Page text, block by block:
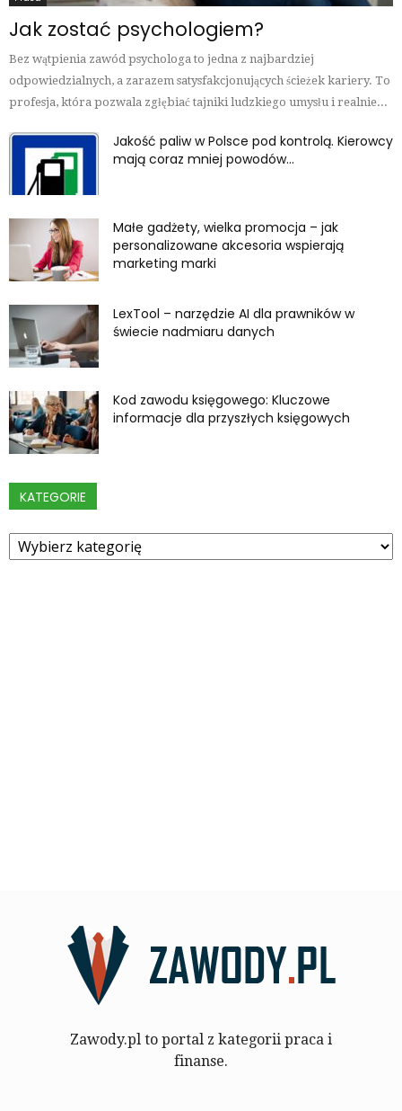
Jak zostać psychologiem?
Bez wątpienia zawód psychologa to jedna z najbardziej
odpowiedzialnych, a zarazem satysfakcjonujących ścieżek kariery. To
profesja, która pozwala zgłębiać tajniki ludzkiego umysłu i realnie...
Jakość paliw w Polsce pod kontrolą. Kierowcy
mają coraz mniej powodów...
Małe gadżety, wielka promocja – jak
personalizowane akcesoria wspierają
marketing marki
LexTool – narzędzie AI dla prawników w
świecie nadmiaru danych
Kod zawodu księgowego: Kluczowe
informacje dla przyszłych księgowych
KATEGORIE
Kategorie
Zawody.pl to portal z kategorii praca i
finanse.